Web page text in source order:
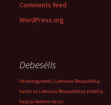
Comments feed
WordPress.org
Debesėlis
Atvyko gyventi į Lietuvos Respubliką
kartu su Lietuvos Respublikos piliečiu
kaip jo šeimos narys